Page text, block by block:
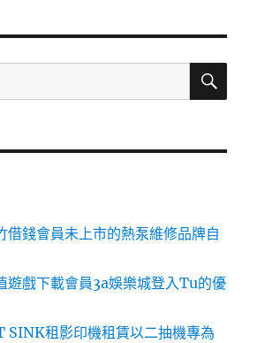
搜
借錢會員未上市的熱泵維修品牌自
遊戲下載會員3a娛樂城登入Tu的優
SINK租影印機租賃以二抽機專為